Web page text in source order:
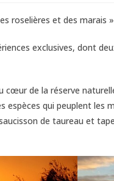
roselières et des marais
exclusives, dont
cœur de la réserve
qui peuplent les
de taureau et